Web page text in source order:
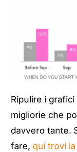
Ripulire i
migliorie che
davvero tante.
fare, qui trovi